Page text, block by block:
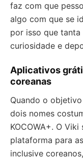
faz com que
algo com que se
por isso que
curiosidade e
Aplicativos
coreanas
Quando o
dois nomes
KOCOWA+. O
plataforma para
inclusive